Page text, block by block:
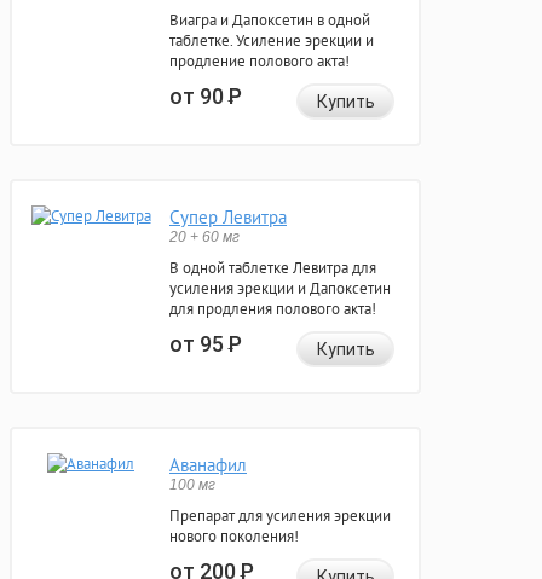
Виагра и Дапоксетин в одной
таблетке. Усиление эрекции и
продление полового акта!
от 90Р Купить
Супер Левитра
20 + 60 мг
В одной таблетке Левитра для
усиления эрекции и Дапоксетин
для продления полового акта!
от 95Р Купить
Аванафил
100 мг
Препарат для усиления эрекции
нового поколения!
от 200Р